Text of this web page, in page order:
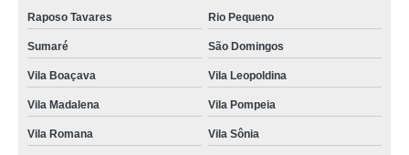
Raposo Tavares Rio Pequeno
Sumaré São Domingos
Vila Boaçava Vila Leopoldina
Vila Madalena Vila Pompeia
Vila Romana Vila Sônia